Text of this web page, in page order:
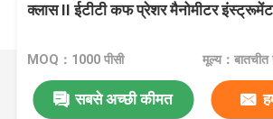
क्लास II ईटीटी कफ प्रेशर मैनोमीटर
MOQ：1000 पीसी मूल्य：बातचीत
सबसे अच्छी कीमत